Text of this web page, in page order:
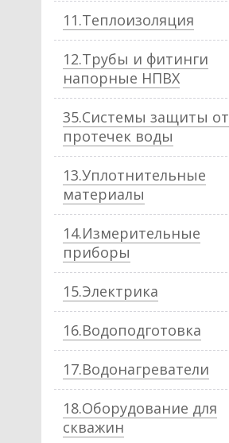
11.Теплоизоляция
12.Трубы и фитинги
напорные НПВХ
35.Системы защиты от
протечек воды
13.Уплотнительные
материалы
14.Измерительные
приборы
15.Электрика
16.Водоподготовка
17.Водонагреватели
18.Оборудование для
скважин